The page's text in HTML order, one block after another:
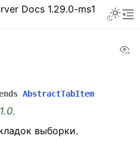
Docs 1.29.0-ms1
AbstractTabItem
выборки.